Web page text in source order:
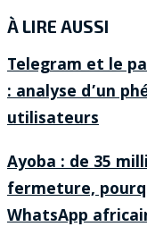
À LIRE AUSSI
Telegram et le
: analyse d’un
utilisateurs
Ayoba : de 35
fermeture,
WhatsApp